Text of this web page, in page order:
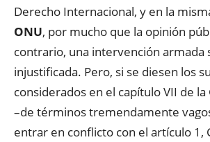
Derecho Internacional, y en la
ONU, por mucho que la opinión
contrario, una intervención armada
injustificada. Pero, si se diesen los
considerados en el capítulo VII de la
–de términos tremendamente
entrar en conflicto con el artículo 1,